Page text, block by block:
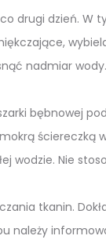
drugi dzień.
nadmiar
bębnowej
ściereczką
wodzie. Nie
tkanin.
należy